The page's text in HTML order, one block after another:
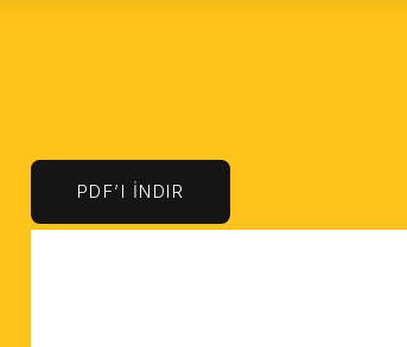
PDF’I İNDIR